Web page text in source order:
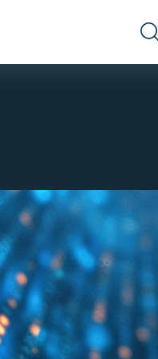
Former
Accueillir
Taxe
Infos
Être
Infos
Liste des